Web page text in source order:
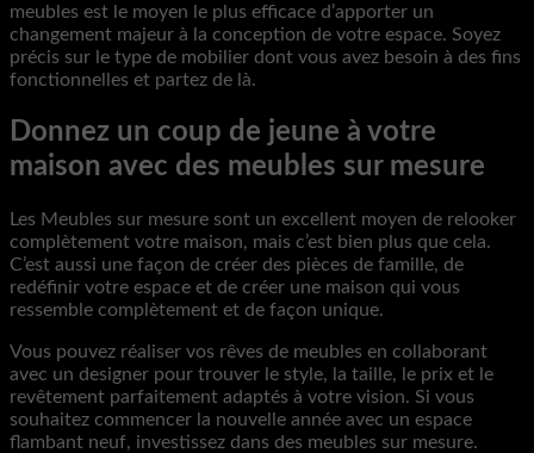
meubles est le moyen le plus efficace d’apporter un
changement majeur à la conception de votre espace. Soyez
précis sur le type de mobilier dont vous avez besoin à des fins
fonctionnelles et partez de là.
Donnez un coup de jeune à votre
maison avec des meubles sur mesure
Les Meubles sur mesure sont un excellent moyen de relooker
complètement votre maison, mais c’est bien plus que cela.
C’est aussi une façon de créer des pièces de famille, de
redéfinir votre espace et de créer une maison qui vous
ressemble complètement et de façon unique.
Vous pouvez réaliser vos rêves de meubles en collaborant
avec un designer pour trouver le style, la taille, le prix et le
revêtement parfaitement adaptés à votre vision. Si vous
souhaitez commencer la nouvelle année avec un espace
flambant neuf, investissez dans des meubles sur mesure.